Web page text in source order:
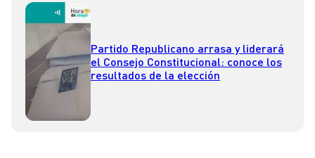
Partido Republicano arrasa y liderará
el Consejo Constitucional: conoce los
resultados de la elección